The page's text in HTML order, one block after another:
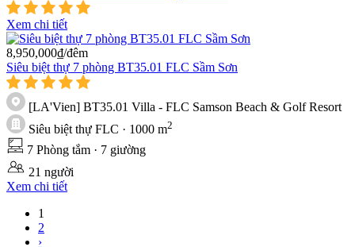
Xem chi tiết
8,950,000₫/đêm
Siêu biệt thự 7 phòng BT35.01 FLC Sầm Sơn
[LA'Vien] BT35.01 Villa - FLC Samson Beach & Golf Resort
Siêu biệt thự FLC · 1000 m2
7 Phòng tắm · 7 giường
21 người
Xem chi tiết
1
2
›